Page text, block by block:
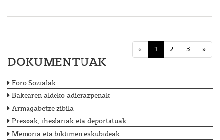
« 1 2 3 »
DOKUMENTUAK
Foro Sozialak
Bakearen aldeko adierazpenak
Armagabetze zibila
Presoak, iheslariak eta deportatuak
Memoria eta biktimen eskubideak